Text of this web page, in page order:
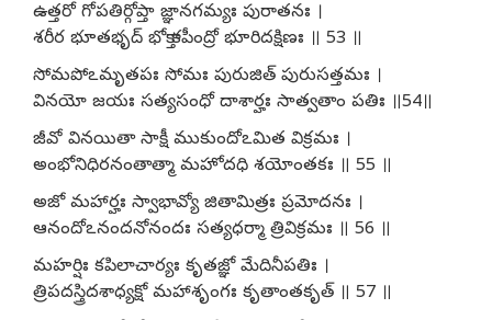
ఉత్తరో గోపతిర్గోప్తా జ్ఞానగమ్యః పురాతనః ।
శరీర భూతభృద్ భోక్తా కపీంద్రో భూరిదక్షిణః ॥ 53 ॥
సోమపోఽమృతపః సోమః పురుజిత్ పురుసత్తమః ।
వినయో జయః సత్యసంధో దాశార్హః సాత్వతాం పతిః ॥54॥
జీవో వినయితా సాక్షీ ముకుందోఽమిత విక్రమః ।
అంభోనిధిరనంతాత్మా మహోదధి శయోంతకః ॥ 55 ॥
అజో మహార్హః స్వాభావ్యో జితామిత్రః ప్రమోదనః ।
ఆనందోఽనందనోనందః సత్యధర్మా త్రివిక్రమః ॥ 56 ॥
మహర్షిః కపిలాచార్యః కృతజ్ఞో మేదినీపతిః ।
త్రిపదస్త్రిదశాధ్యక్షో మహాశృంగః కృతాంతకృత్ ॥ 57 ॥